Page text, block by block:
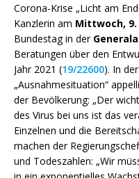
Corona-Krise „Licht am
Kanzlerin am Mittwoch, 9.
Bundestag in der
Beratungen über den
Jahr 2021 (19/22600). In
„Ausnahmesituation“
der Bevölkerung: „Der
des Virus bei uns ist das
Einzelnen und die
machen der
und Todeszahlen: „Wir